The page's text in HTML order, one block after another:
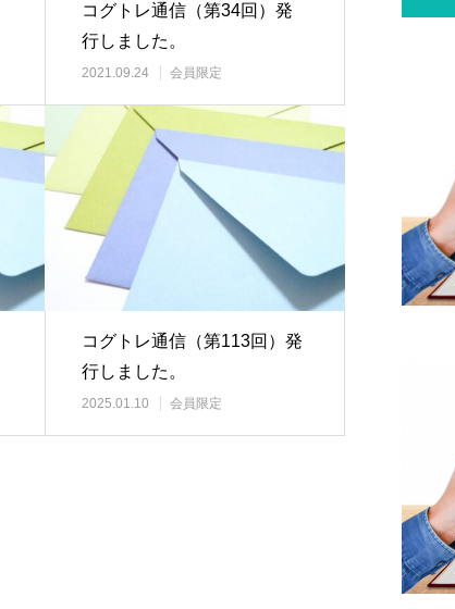
コグトレ通信（第34回）発
行しました。
2021.09.24 会員限定
コグトレ通信（第113回）発
行しました。
2025.01.10 会員限定